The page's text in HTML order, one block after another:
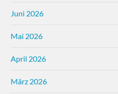
Juni 2026
Mai 2026
April 2026
März 2026